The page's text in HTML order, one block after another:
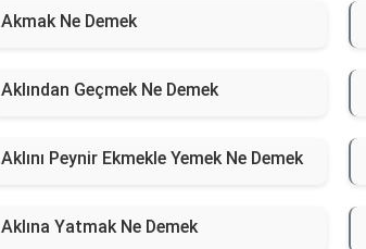
Akmak Ne Demek
Aklından Geçmek Ne Demek
Aklını Peynir Ekmekle Yemek Ne Demek
Aklına Yatmak Ne Demek